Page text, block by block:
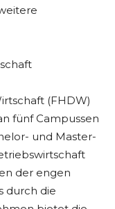
(FHDW)
fünf Campussen
und Master-
der engen
durch die